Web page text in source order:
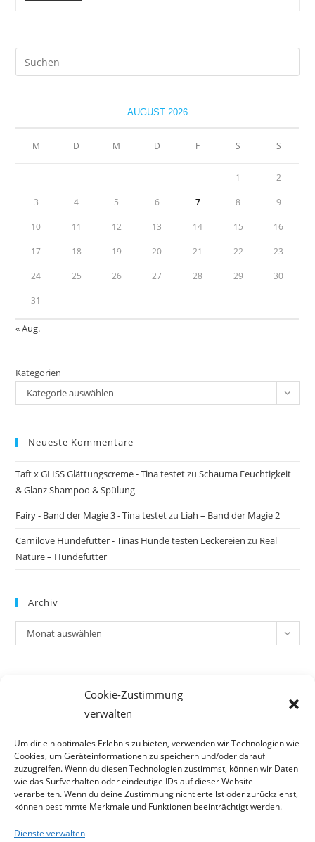
Cookie-Zustimmung
verwalten
Um dir ein optimales Erlebnis zu bieten, verwenden wir Technologien wie
Cookies, um Geräteinformationen zu speichern und/oder darauf
zuzugreifen. Wenn du diesen Technologien zustimmst, können wir Daten
wie das Surfverhalten oder eindeutige IDs auf dieser Website
verarbeiten. Wenn du deine Zustimmung nicht erteilst oder zurückziehst,
können bestimmte Merkmale und Funktionen beeinträchtigt werden.
Dienste verwalten
–
Zuhause
AUGUST 2026
M D M D F S S
1 2
3 4 5 6 7 8 9
10 11 12 13 14 15 16
17 18 19 20 21 22 23
24 25 26 27 28 29 30
31
« Aug.
Kategorien
Kategorie auswählen
Neueste Kommentare
Taft x GLISS Glättungscreme - Tina testetzuSchauma Feuchtigkeit
& Glanz Shampoo & Spülung
Fairy - Band der Magie 3 - Tina testetzu Liah – Band der Magie 2
Carnilove Hundefutter - Tinas Hunde testen Leckereien zu Real
Nature – Hundefutter
Archiv
Archiv
Monat auswählen
Kommentar-Feed
WordPress.org